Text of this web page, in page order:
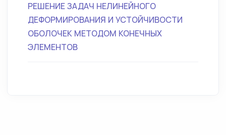
РЕШЕНИЕ ЗАДАЧ НЕЛИНЕЙНОГО
ДЕФОРМИРОВАНИЯ И УСТОЙЧИВОСТИ
ОБОЛОЧЕК МЕТОДОМ КОНЕЧНЫХ
ЭЛЕМЕНТОВ